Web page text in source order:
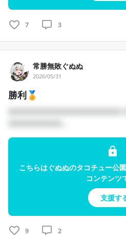
7 3
常勝無敗ぐぬぬ
2026/05/31
勝利🏅
こちらはぐぬぬのタコチュー公
コンテンツ
支援す
9 2